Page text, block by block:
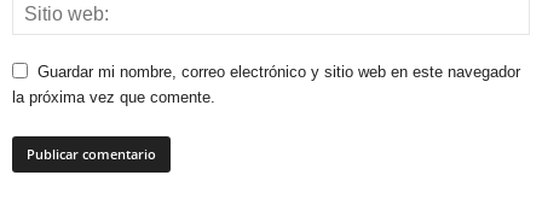
Guardar mi nombre, correo electrónico y sitio web en este navegador
la próxima vez que comente.